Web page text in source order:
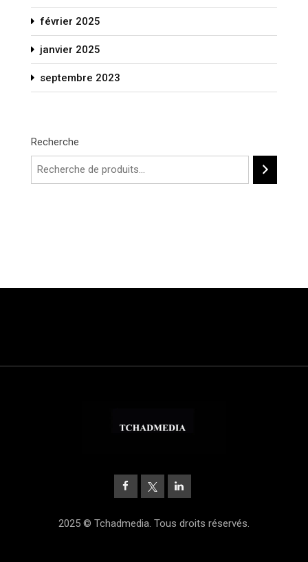
février 2025
janvier 2025
septembre 2023
Recherche
2025 © Tchadmedia. Tous droits réservés.